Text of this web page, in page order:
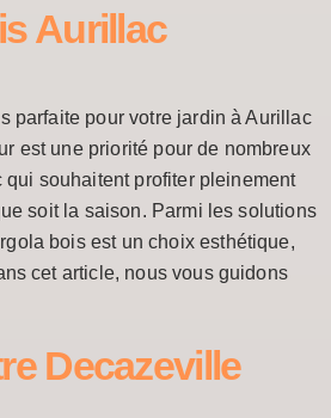
Aurillac
parfaite pour votre jardin à Aurillac
est une priorité pour de nombreux
qui souhaitent profiter pleinement
soit la saison. Parmi les solutions
bois est un choix esthétique,
cet article, nous vous guidons
Decazeville